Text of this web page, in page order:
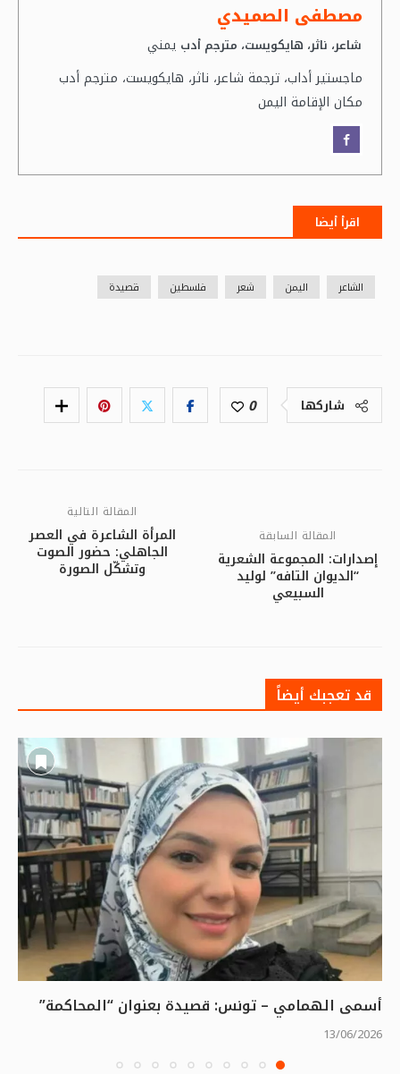
مصطفى الصميدي
شاعر، ناثر، هايكويست، مترجم أدب يمني
ماجستير أداب، ترجمة شاعر، ناثر، هايكويست، مترجم أدب
مكان الإقامة اليمن
اقرأ أيضا
الشاعر اليمن شعر فلسطين قصيدة
شاركها 0
المقالة السابقة
إصدارات: المجموعة الشعرية
“الديوان التافه” لوليد
السبيعي
المقالة التالية
المرأة الشاعرة في العصر
الجاهلي: حضور الصوت
وتشكّل الصورة
قد تعجبك أيضاً
أسمى الهمامي – تونس: قصيدة بعنوان “المحاكمة”
13/06/2026